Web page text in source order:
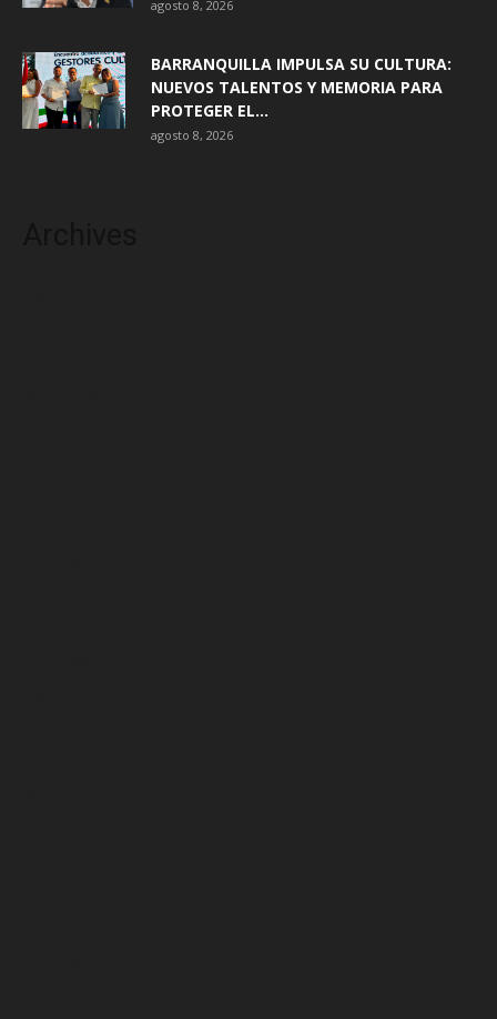
agosto 8, 2026
BARRANQUILLA IMPULSA SU CULTURA:
NUEVOS TALENTOS Y MEMORIA PARA
PROTEGER EL...
agosto 8, 2026